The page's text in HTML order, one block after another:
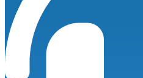
количество